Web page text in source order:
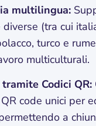
multilingua:
(tra cui
turco e
multiculturali.
Codici QR:
code unici per
a